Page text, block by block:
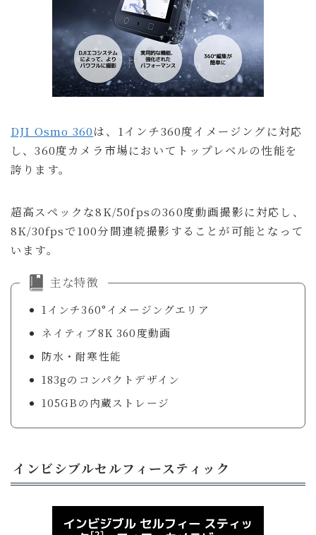
DJI Osmo 360は、1インチ360度イメージングに対応
し、360度カメラ市場においてトップレベルの性能を
誇ります。
超高スペックな8K/50fpsの360度動画撮影に対応し、
8K/30fpsで100分間連続撮影することが可能となって
います。
主な特徴
1インチ360°イメージングエリア
ネイティブ8K 360度動画
防水・耐寒性能
183gのコンパクトデザイン
105GBの内蔵ストレージ
インビシブルセルフィースティック